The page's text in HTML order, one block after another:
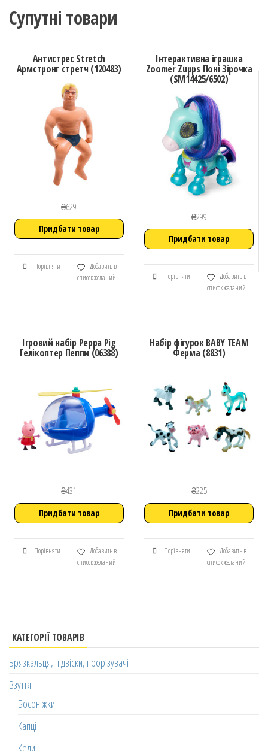
Супутні товари
Антистрес Stretch
Армстронг стретч (120483)
₴629
Придбати товар
Порівняти
Добавить в
список желаний
Інтерактивна іграшка
Zoomer Zupps Поні Зірочка
(SM14425/6502)
₴299
Придбати товар
Порівняти
Добавить в
список желаний
Ігровий набір Peppa Pig
Гелікоптер Пеппи (06388)
₴431
Придбати товар
Порівняти
Добавить в
список желаний
Набір фігурок BABY TEAM
Ферма (8831)
₴225
Придбати товар
Порівняти
Добавить в
список желаний
КАТЕГОРІЇ ТОВАРІВ
Брязкальця, підвіски, прорізувачі
Взуття
Босоніжки
Капці